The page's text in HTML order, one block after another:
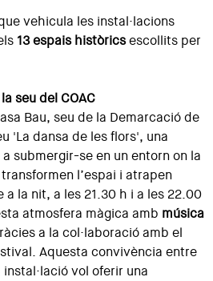
vehicula les instal·lacions
13 espais històricsescollits per
seu del COAC
Bau, seu de la Demarcació de
'La dansa de les flors', una
submergir-se en un entorn on la
l’espai i atrapen
a la nit, a les 21.30 h i a les 22.00
atmosfera màgica amb música
a la col·laboració amb el
Aquesta convivència entre
vol oferir una